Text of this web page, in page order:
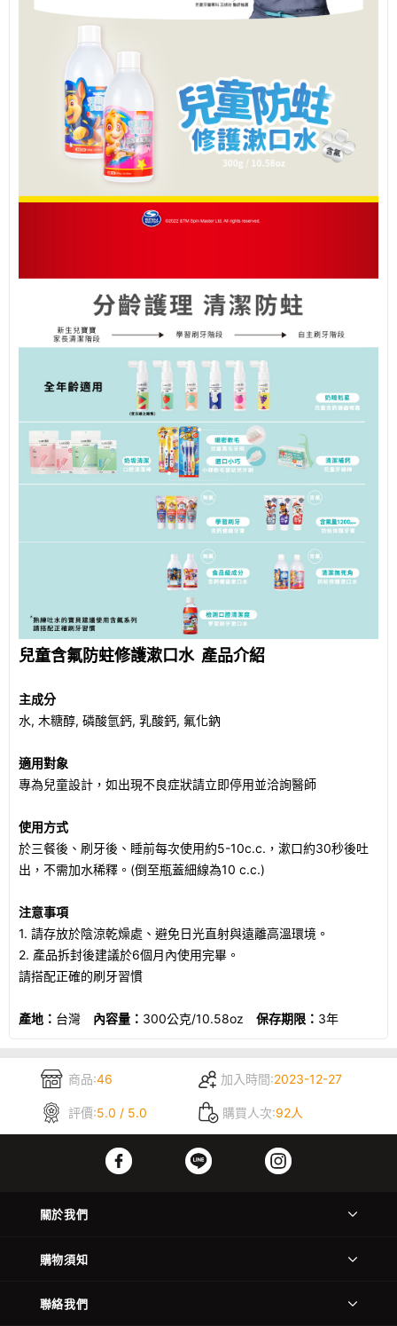
兒童含氟防蛀修護漱口水 產品介紹
主成分
水, 木糖醇, 磷酸氫鈣, 乳酸鈣, 氟化鈉
適用對象
專為兒童設計，如出現不良症狀請立即停用並洽詢醫師
使用方式
於三餐後、刷牙後、睡前每次使用約5-10c.c.，漱口約30秒後吐
出，不需加水稀釋。(倒至瓶蓋細線為10 c.c.)
注意事項
1. 請存放於陰涼乾燥處、避免日光直射與遠離高溫環境。
2. 產品拆封後建議於6個月內使用完畢。
請搭配正確的刷牙習慣
產地： 台灣 內容量： 300公克/10.58oz 保存期限： 3年
商品:46 加入時間:2023-12-27
評價:5.0 / 5.0 購買人次:92人
關於我們
購物須知
聯絡我們